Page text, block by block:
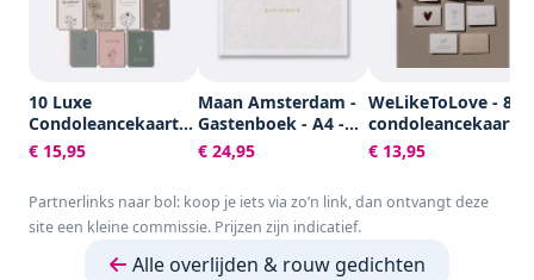
10 Luxe
Condoleancekaarten
met Enveloppen -
Rouwkaarten -
A6 - Blanco - Aardse
Kleuren
€ 15,95
Maan Amsterdam -
Gastenboek - A4 -
100 blanco pagina's
- Neutraal - Voor
afscheid, uitvaart,
condoleance of
€ 24,95
WeLikeToLove - 8x
- Rouwkaarten -
condoleance
envelop - Sterkte &
€ 13,95
Partnerlinks naar bol: koop je iets via zo’n link, dan ontvangt deze
site een kleine commissie. Prijzen zijn indicatief.
Alle overlijden & rouw gedichten